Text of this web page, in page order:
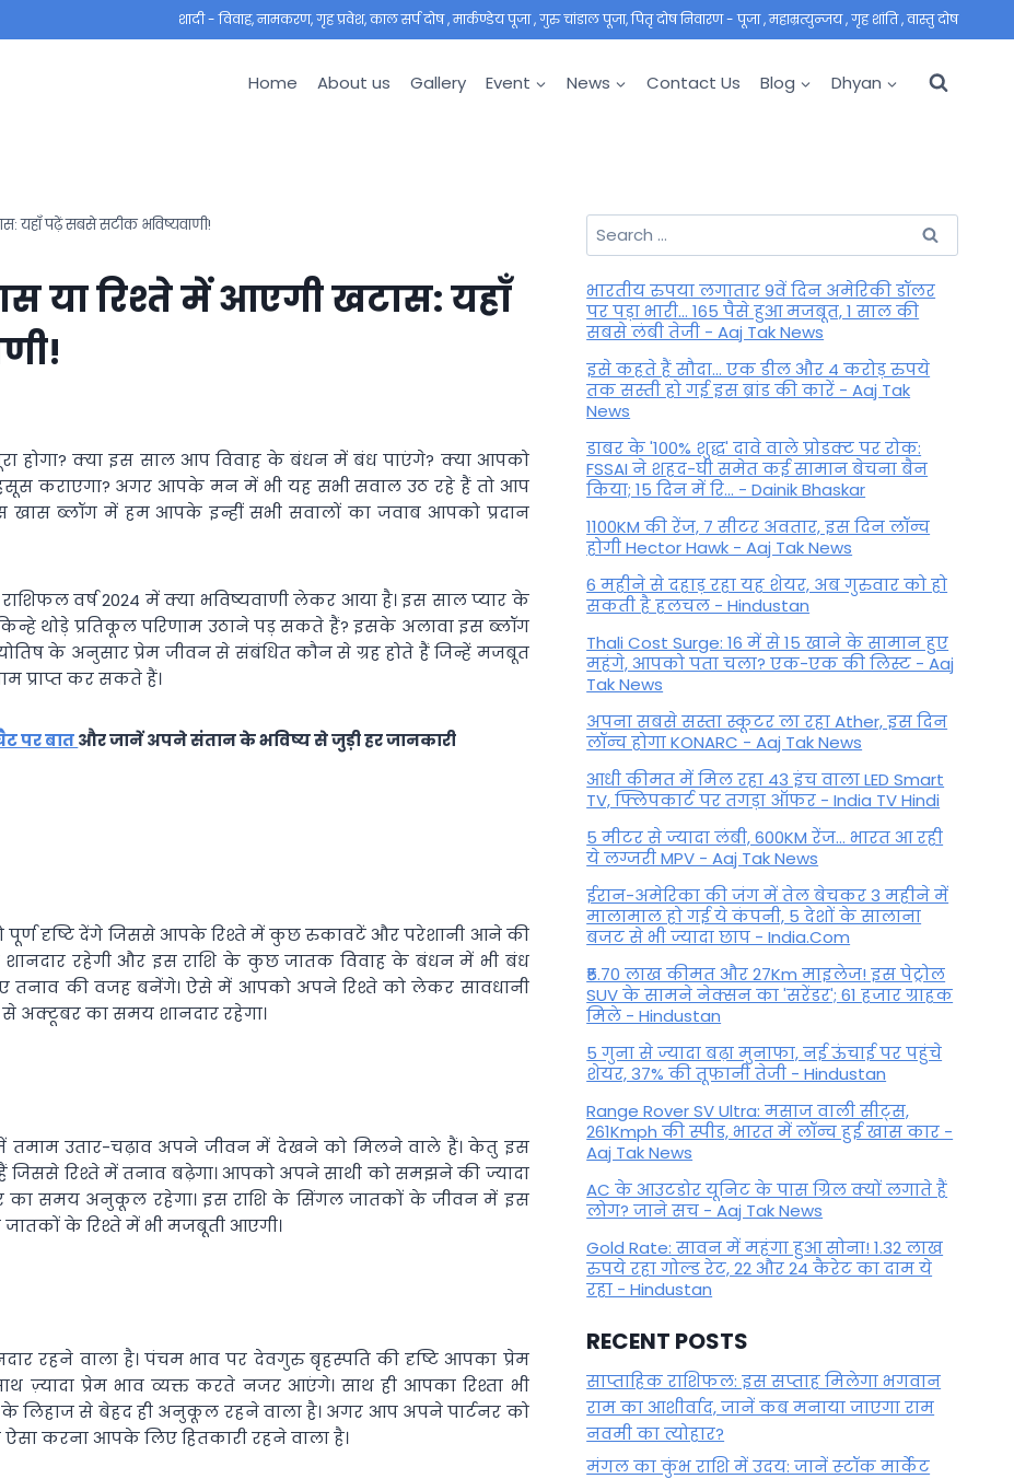
शादी - विवाह, नामकरण, गृह प्रवेश, काल सर्प दोष , मार्कण्डेय पूजा , गुरु चांडाल पूजा, पितृ दोष निवारण - पूजा , महाम्रत्युन्जय , गृह शांति , वास्तु दोष
Home About us Gallery Event News Contact Us Blog Dhyan
यहाँ पढ़ें सबसे सटीक भविष्यवाणी!
या रिश्ते में आएगी खटास: यहाँ
होगा? क्या इस साल आप विवाह के बंधन में बंध पाएंगे? क्या आपको
कराएगा? अगर आपके मन में भी यह सभी सवाल उठ रहे हैं तो आप
ब्लॉग में हम आपके इन्हीं सभी सवालों का जवाब आपको प्रदान
वर्ष 2024 में क्या भविष्यवाणी लेकर आया है। इस साल प्यार के
थोड़े प्रतिकूल परिणाम उठाने पड़ सकते हैं? इसके अलावा इस ब्लॉग
के अनुसार प्रेम जीवन से संबंधित कौन से ग्रह होते हैं जिन्हें मजबूत
प्राप्त कर सकते हैं।
पर बातऔर जानें अपने संतान के भविष्य से जुड़ी हर जानकारी
पूर्ण दृष्टि देंगे जिससे आपके रिश्ते में कुछ रुकावटें और परेशानी आने की
रहेगी और इस राशि के कुछ जातक विवाह के बंधन में भी बंध
तनाव की वजह बनेंगे। ऐसे में आपको अपने रिश्ते को लेकर सावधानी
अक्टूबर का समय शानदार रहेगा।
तमाम उतार-चढ़ाव अपने जीवन में देखने को मिलने वाले हैं। केतु इस
रिश्ते में तनाव बढ़ेगा। आपको अपने साथी को समझने की ज्यादा
का समय अनुकूल रहेगा। इस राशि के सिंगल जातकों के जीवन में इस
जातकों के रिश्ते में भी मजबूती आएगी।
रहने वाला है। पंचम भाव पर देवगुरु बृहस्पति की दृष्टि आपका प्रेम
ज़्यादा प्रेम भाव व्यक्त करते नजर आएंगे। साथ ही आपका रिश्ता भी
लिहाज से बेहद ही अनुकूल रहने वाला है। अगर आप अपने पार्टनर को
करना आपके लिए हितकारी रहने वाला है।
Search
for:
भारतीय रुपया लगातार 9वें दिन अमेरिकी डॉलर
पर पड़ा भारी... 165 पैसे हुआ मजबूत, 1 साल की
सबसे लंबी तेजी - Aaj Tak News
इसे कहते हैं सौदा... एक डील और 4 करोड़ रुपये
तक सस्ती हो गई इस ब्रांड की कारें - Aaj Tak
News
डाबर के '100% शुद्ध' दावे वाले प्रोडक्ट पर रोक:
FSSAI ने शहद-घी समेत कई सामान बेचना बैन
किया; 15 दिन में रि... - Dainik Bhaskar
1100KM की रेंज, 7 सीटर अवतार, इस दिन लॉन्च
होगी Hector Hawk - Aaj Tak News
6 महीने से दहाड़ रहा यह शेयर, अब गुरुवार को हो
सकती है हलचल - Hindustan
Thali Cost Surge: 16 में से 15 खाने के सामान हुए
महंगे, आपको पता चला? एक-एक की लिस्ट - Aaj
Tak News
अपना सबसे सस्ता स्कूटर ला रहा Ather, इस दिन
लॉन्च होगा KONARC - Aaj Tak News
आधी कीमत में मिल रहा 43 इंच वाला LED Smart
TV, फ्लिपकार्ट पर तगड़ा ऑफर - India TV Hindi
5 मीटर से ज्यादा लंबी, 600KM रेंज... भारत आ रही
ये लग्जरी MPV - Aaj Tak News
ईरान-अमेरिका की जंग में तेल बेचकर 3 महीने में
मालामाल हो गई ये कंपनी, 5 देशों के सालाना
बजट से भी ज्यादा छाप - India.Com
₹5.70 लाख कीमत और 27Km माइलेज! इस पेट्रोल
SUV के सामने नेक्सन का 'सरेंडर'; 61 हजार ग्राहक
मिले - Hindustan
5 गुना से ज्यादा बढ़ा मुनाफा, नई ऊंचाई पर पहुंचे
शेयर, 37% की तूफानी तेजी - Hindustan
Range Rover SV Ultra: मसाज वाली सीट्स,
261Kmph की स्पीड, भारत में लॉन्च हुई खास कार -
Aaj Tak News
AC के आउटडोर यूनिट के पास ग्रिल क्यों लगाते हैं
लोग? जाने सच - Aaj Tak News
Gold Rate: सावन में महंगा हुआ सोना! 1.32 लाख
रुपये रहा गोल्ड रेट, 22 और 24 कैरेट का दाम ये
रहा - Hindustan
RECENT POSTS
साप्ताहिक राशिफल: इस सप्ताह मिलेगा भगवान
राम का आशीर्वाद, जानें कब मनाया जाएगा राम
नवमी का त्योहार?
मंगल का कुंभ राशि में उदय: जानें स्‍टॉक मार्केट